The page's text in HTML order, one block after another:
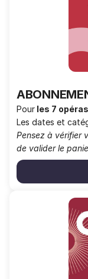
Pour les 7
Les dates et
Pensez à vérifier
de valider le
DECOUVERTE